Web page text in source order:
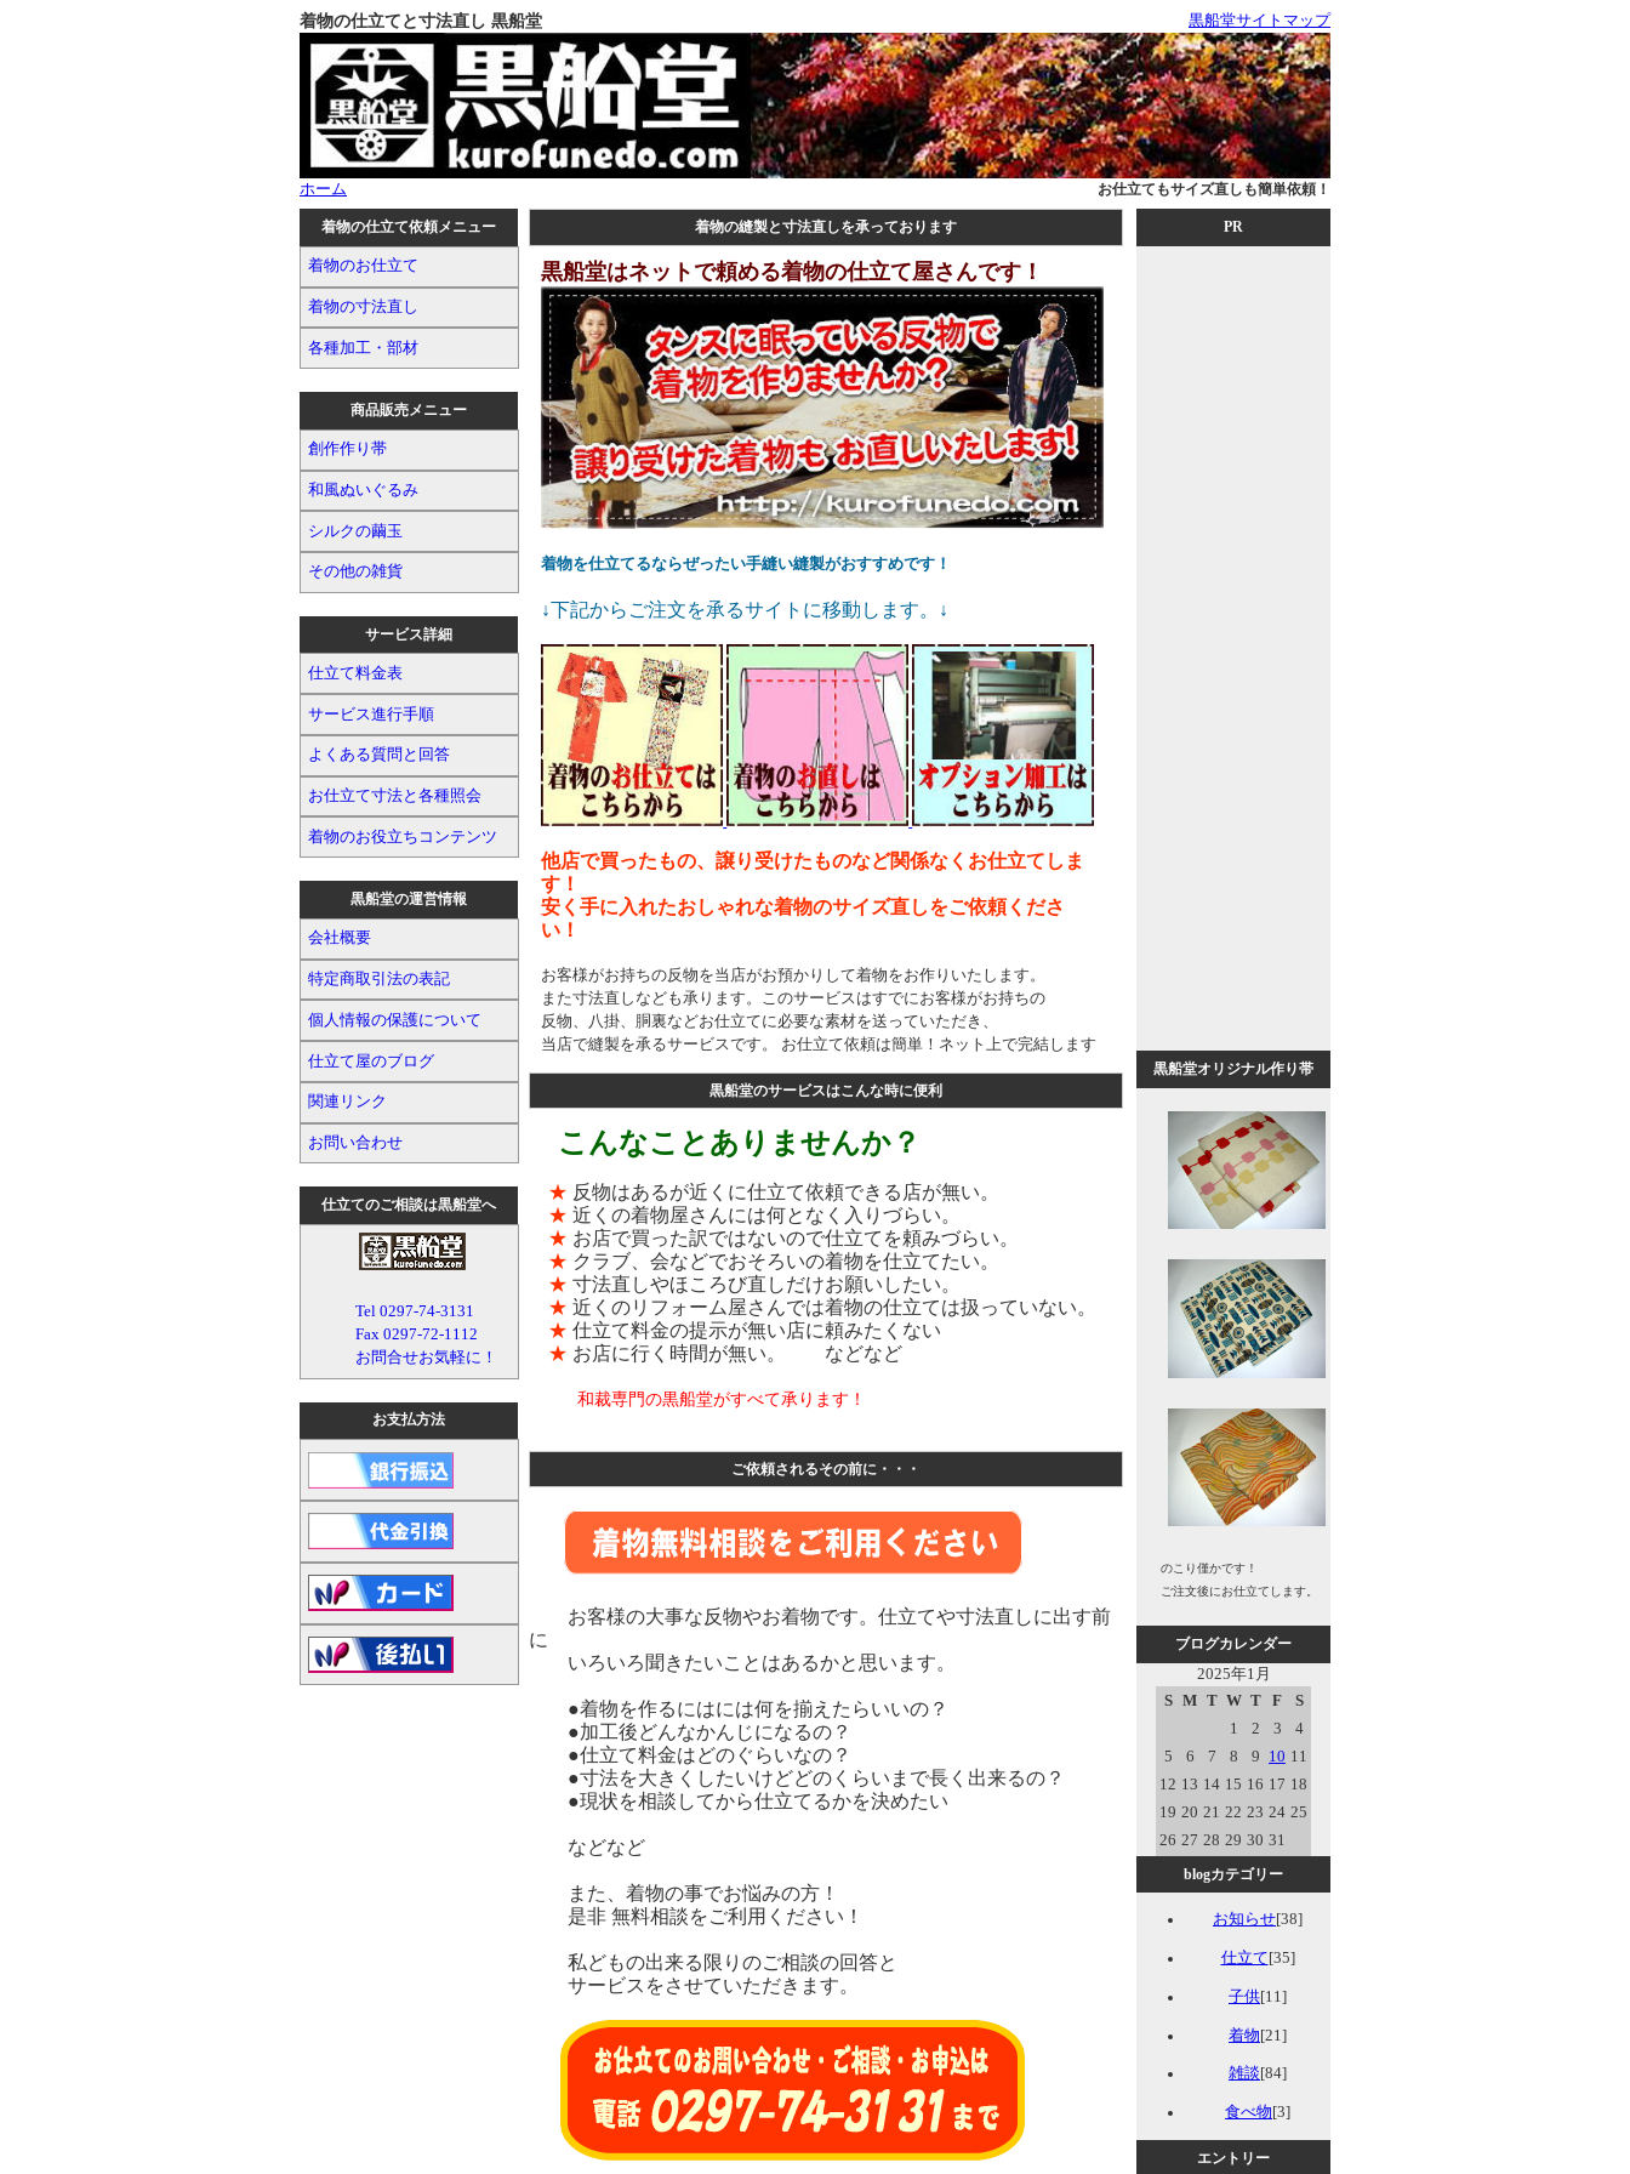
着物の仕立てと寸法直し 黒船堂 黒船堂サイトマップ
お仕立てもサイズ直しも簡単依頼！
ホーム
着物の仕立て依頼メニュー
着物のお仕立て
着物の寸法直し
各種加工・部材
商品販売メニュー
創作作り帯
和風ぬいぐるみ
シルクの繭玉
その他の雑貨
サービス詳細
仕立て料金表
サービス進行手順
よくある質問と回答
お仕立て寸法と各種照会
着物のお役立ちコンテンツ
黒船堂の運営情報
会社概要
特定商取引法の表記
個人情報の保護について
仕立て屋のブログ
関連リンク
お問い合わせ
仕立てのご相談は黒船堂へ
Tel 0297-74-3131
Fax 0297-72-1112
お問合せお気軽に！
お支払方法
着物の縫製と寸法直しを承っております
黒船堂はネットで頼める着物の仕立て屋さんです！
着物を仕立てるならぜったい手縫い縫製がおすすめです！
↓下記からご注文を承るサイトに移動します。↓
他店で買ったもの、譲り受けたものなど関係なくお仕立てしま
す！
安く手に入れたおしゃれな着物のサイズ直しをご依頼くださ
い！
お客様がお持ちの反物を当店がお預かりして着物をお作りいたします。
また寸法直しなども承ります。このサービスはすでにお客様がお持ちの
反物、八掛、胴裏などお仕立てに必要な素材を送っていただき、
当店で縫製を承るサービスです。 お仕立て依頼は簡単！ネット上で完結します
黒船堂のサービスはこんな時に便利
こんなことありませんか？
★ 反物はあるが近くに仕立て依頼できる店が無い。
★ 近くの着物屋さんには何となく入りづらい。
★ お店で買った訳ではないので仕立てを頼みづらい。
★ クラブ、会などでおそろいの着物を仕立てたい。
★ 寸法直しやほころび直しだけお願いしたい。
★ 近くのリフォーム屋さんでは着物の仕立ては扱っていない。
★ 仕立て料金の提示が無い店に頼みたくない
★ お店に行く時間が無い。 などなど
和裁専門の黒船堂がすべて承ります！
ご依頼されるその前に・・・
お客様の大事な反物やお着物です。仕立てや寸法直しに出す前
に
いろいろ聞きたいことはあるかと思います。
●着物を作るにはには何を揃えたらいいの？
●加工後どんなかんじになるの？
●仕立て料金はどのぐらいなの？
●寸法を大きくしたいけどどのくらいまで長く出来るの？
●現状を相談してから仕立てるかを決めたい
などなど
また、着物の事でお悩みの方！
是非 無料相談をご利用ください！
私どもの出来る限りのご相談の回答と
サービスをさせていただきます。
PR
黒船堂オリジナル作り帯
のこり僅かです！
ご注文後にお仕立てします。
ブログカレンダー
2025年1月
S
M T W T F
S
1
2 3
4
5
6 7 8 9 10 11
12 13 14 15 16 17 18
19 20 21 22 23 24 25
26 27 28 29 30 31
blogカテゴリー
お知らせ[38]
仕立て [35]
子供[11]
着物[21]
雑談 [84]
食べ物 [3]
エントリー